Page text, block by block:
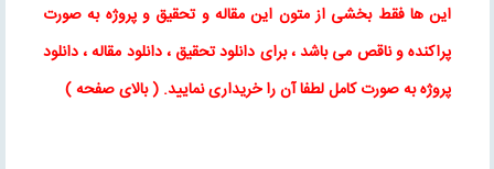
این ها فقط بخشی از متون اینمقاله وتحقیق و پروژه به صورت
پراکنده و ناقص می باشد ، برای دانلود تحقیق ،دانلود مقاله، دانلود
پروژه به صورت کامل لطفا آن را خریداری نمایید. ( بالای صفحه )